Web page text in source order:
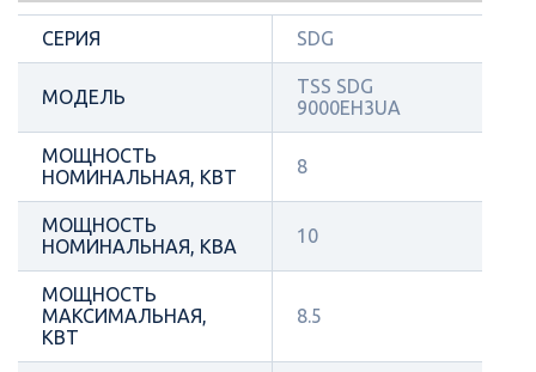
СЕРИЯ SDG
МОДЕЛЬ
TSS SDG
9000EH3UA
МОЩНОСТЬ
НОМИНАЛЬНАЯ, КВТ
8
МОЩНОСТЬ
НОМИНАЛЬНАЯ, КВА
10
МОЩНОСТЬ
МАКСИМАЛЬНАЯ,
КВТ
8.5